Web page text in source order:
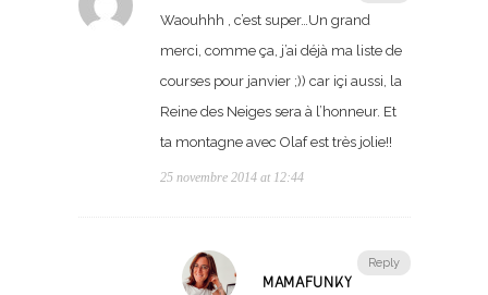
Waouhhh , c’est super…Un grand
merci, comme ça, j’ai déjà ma liste de
courses pour janvier ;)) car içi aussi, la
Reine des Neiges sera à l’honneur. Et
ta montagne avec Olaf est très jolie!!
25 novembre 2014 at 12:44
Reply
MAMAFUNKY